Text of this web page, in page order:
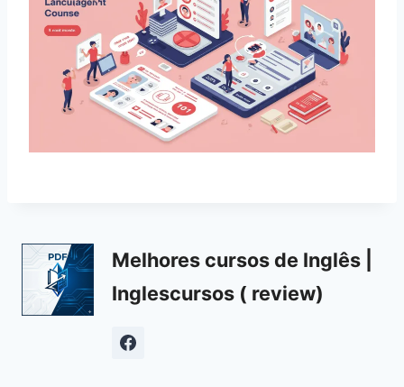
Melhores cursos de Inglês |
Inglescursos ( review)